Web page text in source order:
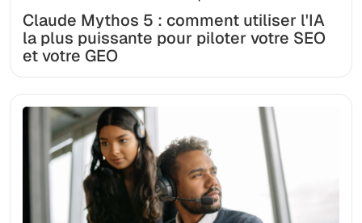
Claude Mythos 5 : comment utiliser l'IA
la plus puissante pour piloter votre SEO
et votre GEO